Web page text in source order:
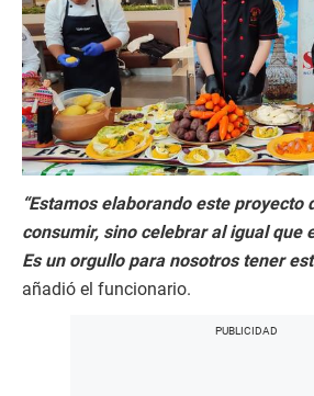
“Estamos elaborando este proyecto
consumir, sino celebrar al igual que
Es un orgullo para nosotros tener
añadió el funcionario.